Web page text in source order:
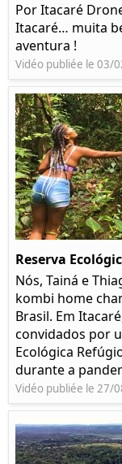
Por Itacaré
Itacaré… muita
aventura !
Vidéo publiée le 03/
Reserva
Nós, Tainá e
kombi home
Brasil. Em
convidados por
Ecológica
durante a
Vidéo publiée le 27/